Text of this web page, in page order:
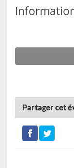
Partager cet